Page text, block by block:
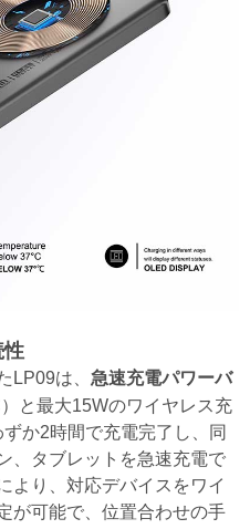
LP09は、 急速充電パワーバ
と最大15Wのワイヤレス充
か2時間で充電完了し、同
、タブレットを急速充電で
より、対応デバイスをワイ
が可能で、位置合わせの手